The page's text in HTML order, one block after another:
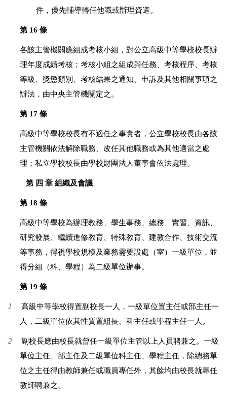
件，優先輔導轉任他職或辦理資遣。
第 16 條
各該主管機關應組成考核小組，對公立高級中等學校校長辦
理年度成績考核；考核小組之組成與任務、考核程序、考核
等級、獎懲類別、考核結果之通知、申訴及其他相關事項之
辦法，由中央主管機關定之。
第 17 條
高級中等學校校長有不適任之事實者，公立學校校長由各該
主管機關依法解除職務、改任其他職務或為其他適當之處
理；私立學校校長由學校財團法人董事會依法處理。
第 四 章 組織及會議
第 18 條
高級中等學校為辦理教務、學生事務、總務、實習、資訊、
研究發展、繼續進修教育、特殊教育、建教合作、技術交流
等事務，得視學校規模及業務需要設處（室）一級單位，並
得分組（科、學程）為二級單位辦事。
第 19 條
1 高級中等學校得置副校長一人，一級單位置主任或部主任一
人，二級單位依其性質置組長、科主任或學程主任一人。
2 副校長應由校長就曾任一級單位主管以上人員聘兼之。一級
單位主任、部主任及二級單位科主任、學程主任，除總務單
位之主任得由教師兼任或職員專任外，其餘均由校長就專任
教師聘兼之。